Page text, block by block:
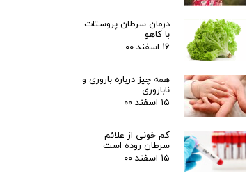
درمان سرطان پروستات
با کاهو
۱۶ اسفند ۰۰
همه چیز درباره باروری و
ناباروری
۱۵ اسفند ۰۰
کم خونی از علائم
سرطان روده است
۱۵ اسفند ۰۰